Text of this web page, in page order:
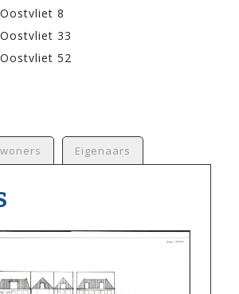
Oostvliet 8
Oostvliet 33
Oostvliet 52
Eigenaars